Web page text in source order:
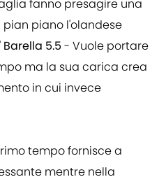
fanno presagire una
piano l'olandese
Barella 5.5 - Vuole portare
ma la sua carica crea
in cui invece
tempo fornisce a
mentre nella